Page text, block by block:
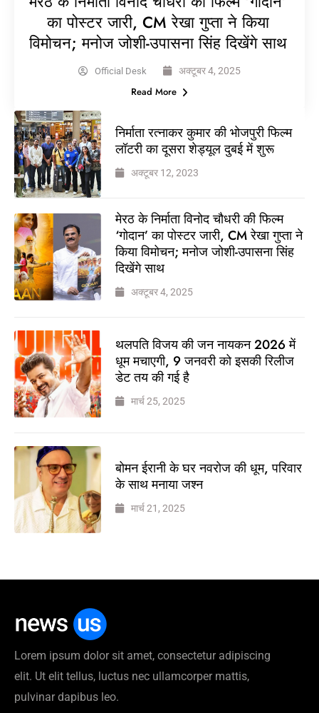
का पोस्टर जारी, CM रेखा गुप्ता ने किया
विमोचन; मनोज जोशी-उपासना सिंह दिखेंगे साथ
Official Desk अक्टूबर 4, 2025
Read More
निर्माता रत्नाकर कुमार की भोजपुरी फिल्म
लॉटरी का दूसरा शेड्यूल दुबई में शुरू
अक्टूबर 12, 2023
मेरठ के निर्माता विनोद चौधरी की फिल्म
‘गोदान’ का पोस्टर जारी, CM रेखा गुप्ता ने
किया विमोचन; मनोज जोशी-उपासना सिंह
दिखेंगे साथ
अक्टूबर 4, 2025
थलपति विजय की जन नायकन 2026 में
धूम मचाएगी, 9 जनवरी को इसकी रिलीज
डेट तय की गई है
मार्च 25, 2025
बोमन ईरानी के घर नवरोज की धूम, परिवार
के साथ मनाया जश्न
मार्च 21, 2025
Lorem ipsum dolor sit amet, consectetur adipiscing
elit. Ut elit tellus, luctus nec ullamcorper mattis,
pulvinar dapibus leo.